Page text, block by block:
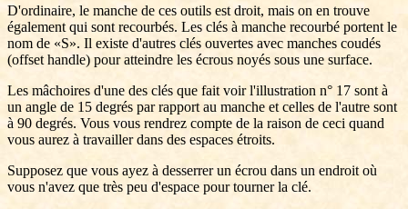
D'ordinaire, le manche de ces outils est droit, mais on en trouve
également qui sont recourbés. Les clés à manche recourbé portent le
nom de «S». Il existe d'autres clés ouvertes avec manches coudés
(offset handle) pour atteindre les écrous noyés sous une surface.
Les mâchoires d'une des clés que fait voir l'illustration n° 17 sont à
un angle de 15 degrés par rapport au manche et celles de l'autre sont
à 90 degrés. Vous vous rendrez compte de la raison de ceci quand
vous aurez à travailler dans des espaces étroits.
Supposez que vous ayez à desserrer un écrou dans un endroit où
vous n'avez que très peu d'espace pour tourner la clé.